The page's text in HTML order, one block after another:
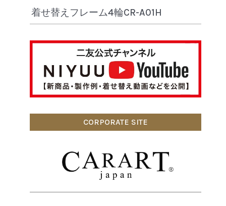
着せ替えフレーム4輪CR-A01H
CORPORATE SITE